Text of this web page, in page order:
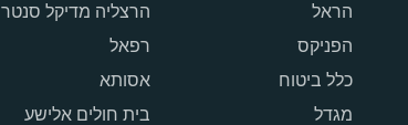
הראל
הפניקס
כלל ביטוח
מגדל
הרצליה מדיקל סנטר
רפאל
אסותא
בית חולים אלישע